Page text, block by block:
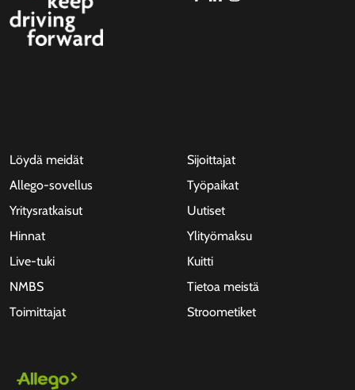
Löydä meidät
Allego-sovellus
Yritysratkaisut
Hinnat
Live-tuki
NMBS
Toimittajat
Sijoittajat
Työpaikat
Uutiset
Ylityömaksu
Kuitti
Tietoa meistä
Stroometiket